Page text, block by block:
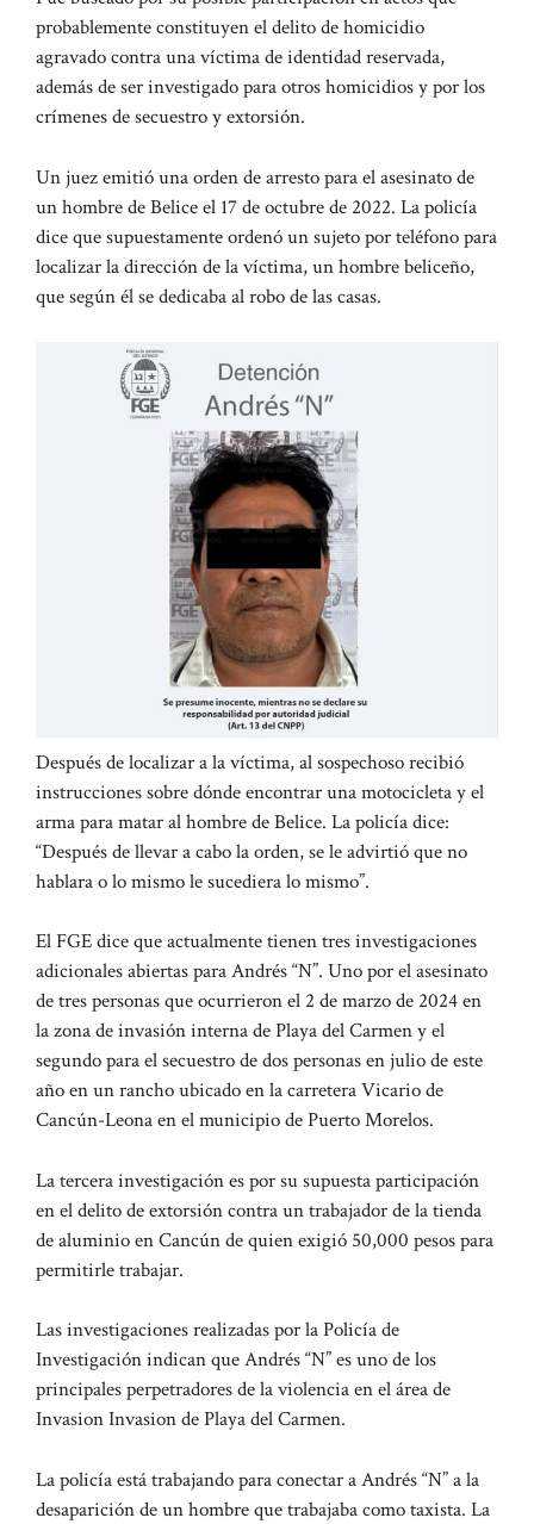
probablemente constituyen el delito de homicidio
agravado contra una víctima de identidad reservada,
además de ser investigado para otros homicidios y por los
crímenes de secuestro y extorsión.
Un juez emitió una orden de arresto para el asesinato de
un hombre de Belice el 17 de octubre de 2022. La policía
dice que supuestamente ordenó un sujeto por teléfono para
localizar la dirección de la víctima, un hombre beliceño,
que según él se dedicaba al robo de las casas.
Después de localizar a la víctima, al sospechoso recibió
instrucciones sobre dónde encontrar una motocicleta y el
arma para matar al hombre de Belice. La policía dice:
“Después de llevar a cabo la orden, se le advirtió que no
hablara o lo mismo le sucediera lo mismo”.
El FGE dice que actualmente tienen tres investigaciones
adicionales abiertas para Andrés “N”. Uno por el asesinato
de tres personas que ocurrieron el 2 de marzo de 2024 en
la zona de invasión interna de Playa del Carmen y el
segundo para el secuestro de dos personas en julio de este
año en un rancho ubicado en la carretera Vicario de
Cancún-Leona en el municipio de Puerto Morelos.
La tercera investigación es por su supuesta participación
en el delito de extorsión contra un trabajador de la tienda
de aluminio en Cancún de quien exigió 50,000 pesos para
permitirle trabajar.
Las investigaciones realizadas por la Policía de
Investigación indican que Andrés “N” es uno de los
principales perpetradores de la violencia en el área de
Invasion Invasion de Playa del Carmen.
La policía está trabajando para conectar a Andrés “N” a la
desaparición de un hombre que trabajaba como taxista. La